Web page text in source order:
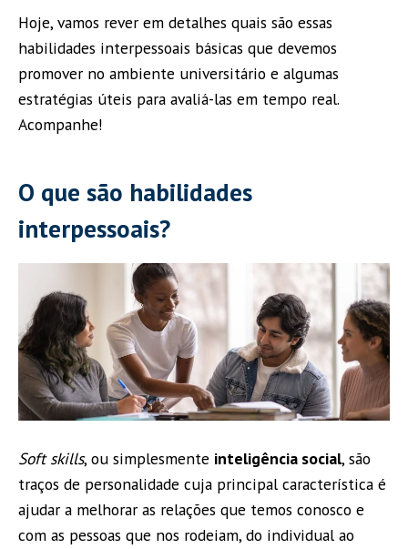
Hoje, vamos rever em detalhes quais são essas
habilidades interpessoais básicas que devemos
promover no ambiente universitário e algumas
estratégias úteis para avaliá-las em tempo real.
Acompanhe!
O que são habilidades
interpessoais?
Soft skills, ou simplesmente inteligência social, são
traços de personalidade cuja principal característica é
ajudar a melhorar as relações que temos conosco e
com as pessoas que nos rodeiam, do individual ao